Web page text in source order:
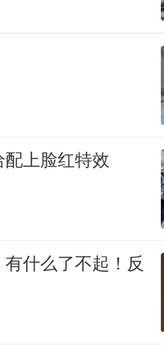
上脸红特效
什么了不起！反